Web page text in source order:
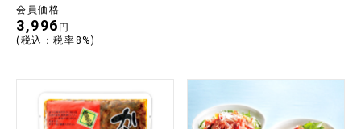
会員価格
3,996 円
(税込：税率8%)